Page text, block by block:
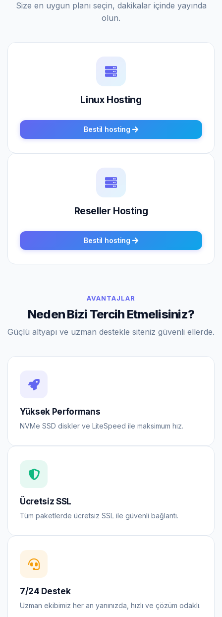
Size en uygun planı seçin, dakikalar içinde yayında
olun.
Linux Hosting
Bestil hosting
Reseller Hosting
Bestil hosting
AVANTAJLAR
Neden Bizi Tercih Etmelisiniz?
Güçlü altyapı ve uzman destekle siteniz güvenli ellerde.
Yüksek Performans
NVMe SSD diskler ve LiteSpeed ile maksimum hız.
Ücretsiz SSL
Tüm paketlerde ücretsiz SSL ile güvenli bağlantı.
7/24 Destek
Uzman ekibimiz her an yanınızda, hızlı ve çözüm odaklı.